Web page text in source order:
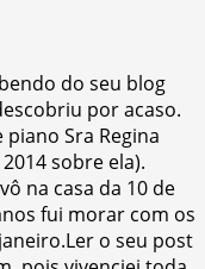
do seu blog
por acaso.
Sra Regina
sobre ela).
na casa da 10 de
fui morar com os
o seu post